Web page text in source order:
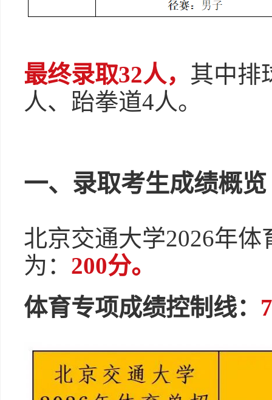
最终录取32人， 其中排
人、跆拳道4人。
一、录取考生成绩概览
北京交通大学2026年
为： 200分。
体育专项成绩控制线：